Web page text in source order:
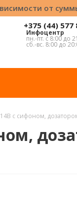
от
+375 (44) 577
Инфоцентр
пн.-пт. с 8:00 до
сб.-вс. 8:00 до
с сифоном,